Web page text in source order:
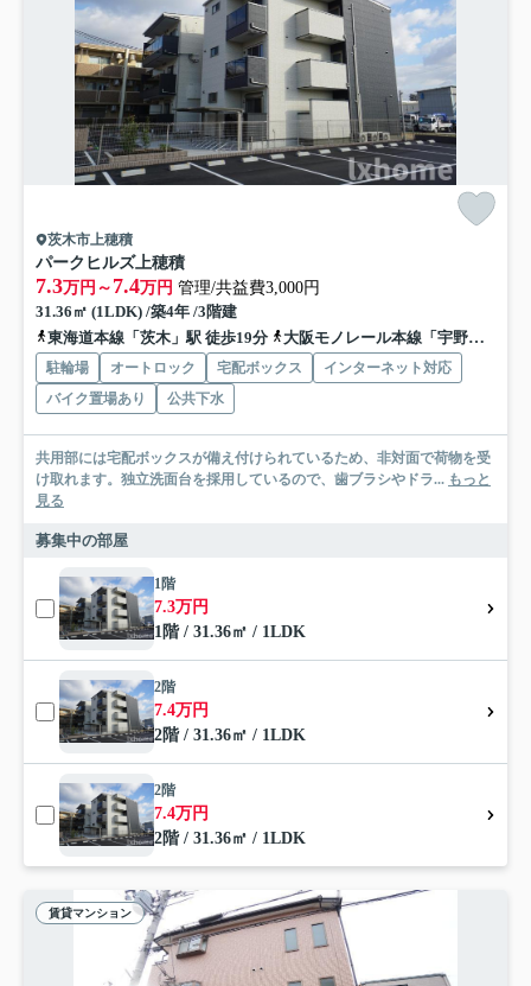
茨木市上穂積
パークヒルズ上穂積
7.3万円～ 7.4万円 管理/共益費3,000円
31.36㎡ (1LDK) /築4年 /3階建
東海道本線「茨木」駅 徒歩19分
大阪モノレール本線「宇野辺」駅 徒歩27分
駐輪場 オートロック 宅配ボックス
インターネット対応
バイク置場あり
公共下水
共用部には宅配ボックスが備え付けられているため、非対面で荷物を受
け取れます。独立洗面台を採用しているので、歯ブラシやドラ... もっと
見る
募集中の部屋
1階
7.3万円
1階 / 31.36㎡ / 1LDK
2階
7.4万円
2階 / 31.36㎡ / 1LDK
2階
7.4万円
2階 / 31.36㎡ / 1LDK
賃貸マンション